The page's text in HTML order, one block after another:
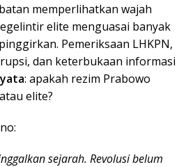
memperlihatkan wajah
elite menguasai banyak
Pemeriksaan LHKPN,
dan keterbukaan informasi
: apakah rezim Prabowo
elite?
sejarah. Revolusi belum